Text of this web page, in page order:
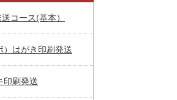
コース(基本）
）はがき印刷発送
印刷発送